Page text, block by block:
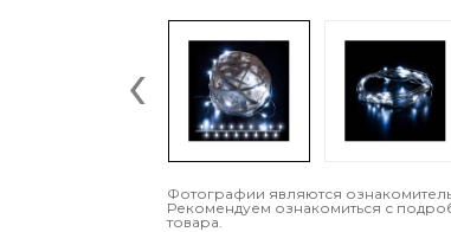
‹
Фотографии являются
Рекомендуем ознакомиться с
товара.